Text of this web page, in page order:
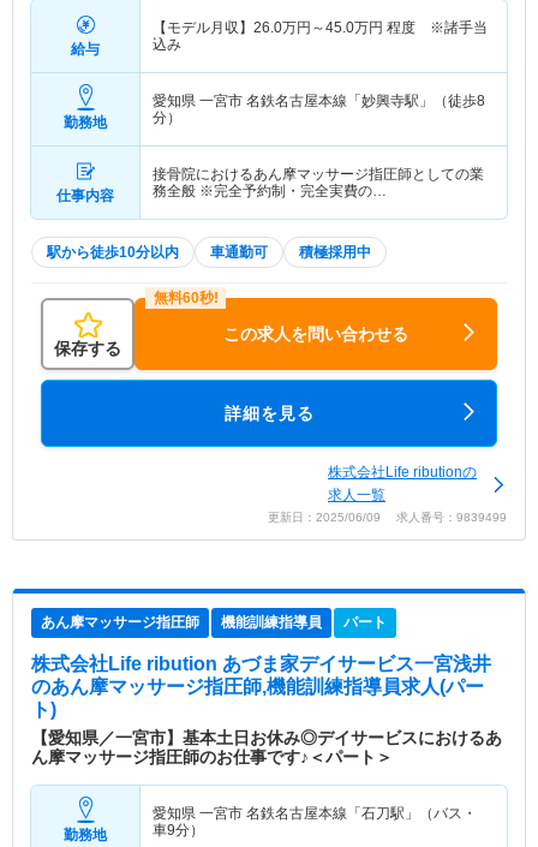
給与
【モデル月収】 26.0万円～45.0万円 程度 ※諸手当
込み
勤務地
愛知県 一宮市 名鉄名古屋本線「妙興寺駅」（徒歩8
分）
仕事内容
接骨院におけるあん摩マッサージ指圧師としての業
務全般 ※完全予約制・完全実費の…
駅から徒歩10分以内 車通勤可 積極採用中
保存する
この求人を問い合わせる
詳細を見る
株式会社Life ributionの
求人一覧
更新日：2025/06/09 求人番号：9839499
あん摩マッサージ指圧師 機能訓練指導員 パート
株式会社Life ribution あづま家デイサービス一宮浅井
のあん摩マッサージ指圧師,機能訓練指導員求人(パー
ト)
【愛知県／一宮市】基本土日お休み◎デイサービスにおけるあ
ん摩マッサージ指圧師のお仕事です♪＜パート＞
勤務地
愛知県 一宮市 名鉄名古屋本線「石刀駅」（バス・
車9分）